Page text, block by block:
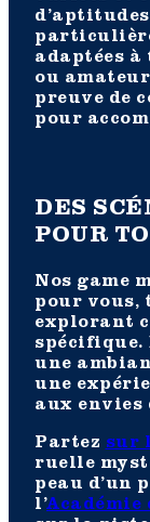
adaptées
ou
preuve de
pour
DES
POUR
Nos game
pour vous,
explorant
spécifique.
une
une
aux envies
Partezsur
ruelle
peau
l’